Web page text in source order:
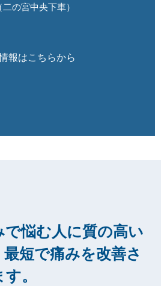
の宮中央下車）
報はこちらから
悩む人に質の高い
短で痛みを改善さ
。